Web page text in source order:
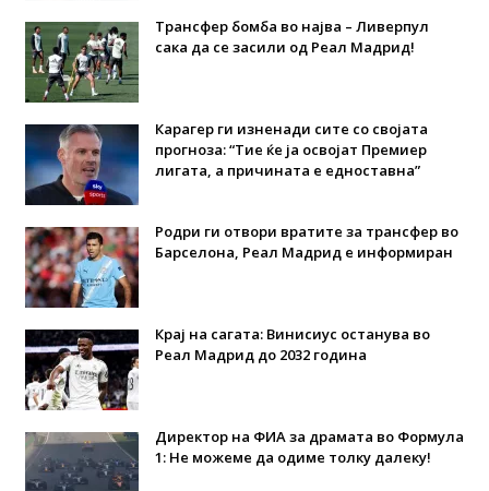
Трансфер бомба во најва – Ливерпул
сака да се засили од Реал Мадрид!
Карагер ги изненади сите со својата
прогноза: “Тие ќе ја освојат Премиер
лигата, а причината е едноставна”
Родри ги отвори вратите за трансфер во
Барселона, Реал Мадрид е информиран
Крај на сагата: Винисиус останува во
Реал Мадрид до 2032 година
Директор на ФИА за драмата во Формула
1: Не можеме да одиме толку далеку!